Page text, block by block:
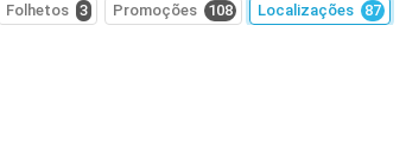
Folhetos 3 Promoções 108 Localizações 87